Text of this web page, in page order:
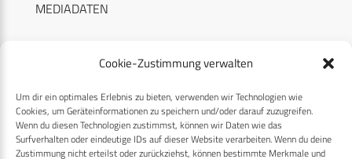
Cookie-Zustimmung verwalten
Um dir ein optimales Erlebnis zu bieten, verwenden wir Technologien wie
Cookies, um Geräteinformationen zu speichern und/oder darauf zuzugreifen.
Wenn du diesen Technologien zustimmst, können wir Daten wie das
Surfverhalten oder eindeutige IDs auf dieser Website verarbeiten. Wenn du deine
Zustimmung nicht erteilst oder zurückziehst, können bestimmte Merkmale und
MEDIADATEN
RECHTLICHES
Datenschutzerklärung